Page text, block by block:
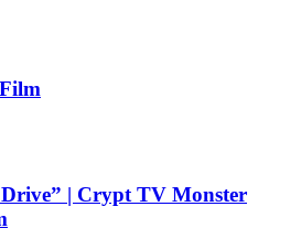
| Crypt TV Monster